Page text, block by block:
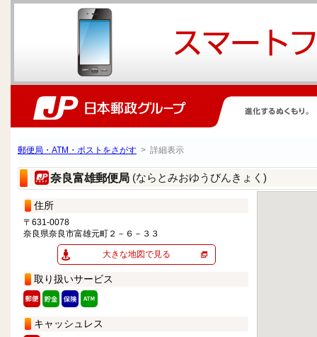
郵便局・ATM・ポストをさがす > 詳細表示
奈良富雄郵便局 (ならとみおゆうびんきょく)
住所
〒631-0078
奈良県奈良市富雄元町２－６－３３
大きな地図で見る
取り扱いサービス
キャッシュレス